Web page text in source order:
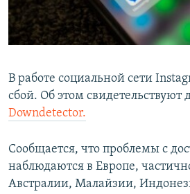
ПОБЕДИТЕЛЕЙ НЕ СУДЯТ?
КРЫМ.НЕПОКОРЕННЫЙ
УКРАИНСКАЯ ПРОБЛЕМА КРЫМА
ПРИСОЕДИНЯЙТЕСЬ!
Все сайты RFE/RL
В работе социальной сети
сбой. Об этом свидетельствуют
Downdetector.
Сообщается, что проблемы с
наблюдаются в Европе,
Австралии, Малайзии,